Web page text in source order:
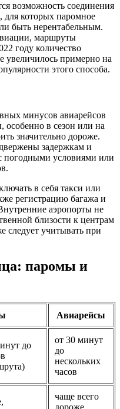
возможность соединения
которых паромное
быть нерентабельным.
маршруты
году количество
увеличилось примерно на
этого способа.
минусов авиарейсов
в сезон или на
значительно дороже.
задержкам и
погодными условиями или
в себя такси или
регистрацию багажа и
аэропорты не
близости к центрам
следует учитывать при
паромы и
Авиарейсы
до
от 30 минут
до
нескольких
часов
чаще всего
дороже,